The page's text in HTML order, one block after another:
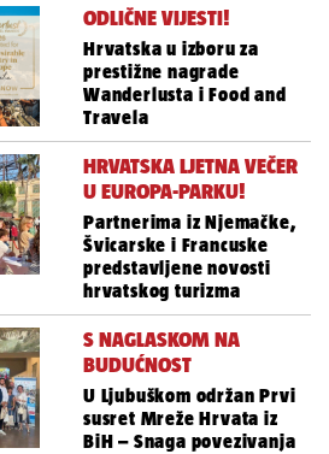
ODLIČNE VIJESTI!
Hrvatska u izboru za
prestižne nagrade
Wanderlusta i Food and
Travela
HRVATSKA LJETNA VEČER
U EUROPA-PARKU!
Partnerima iz Njemačke,
Švicarske i Francuske
predstavljene novosti
hrvatskog turizma
S NAGLASKOM NA
BUDUĆNOST
U Ljubuškom održan Prvi
susret Mreže Hrvata iz
BiH – Snaga povezivanja